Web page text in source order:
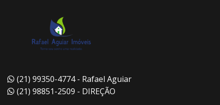
(21) 99350-4774 - Rafael Aguiar
(21) 98851-2509 - DIREÇÃO